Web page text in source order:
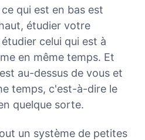
qui est en bas est
étudier votre
celui qui est à
en même temps. Et
au-dessus de vous et
temps, c'est-à-dire le
quelque sorte.
un système de petites